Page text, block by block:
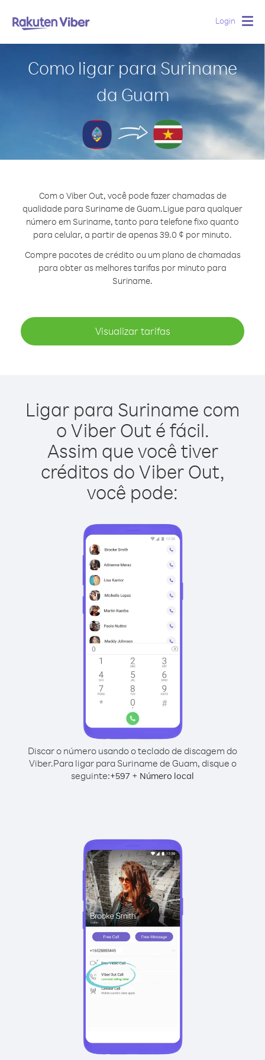
Login
Como ligar para Suriname
da Guam
Com o Viber Out, você pode fazer chamadas de
qualidade para Suriname de Guam.Ligue para qualquer
número em Suriname, tanto para telefone fixo quanto
para celular, a partir de apenas 39.0 ¢ por minuto.
Compre pacotes de crédito ou um plano de chamadas
para obter as melhores tarifas por minuto para
Suriname.
Visualizar tarifas
Ligar para Suriname com
o Viber Out é fácil.
Assim que você tiver
créditos do Viber Out,
você pode:
Discar o número usando o teclado de discagem do
Viber.Para ligar para Suriname de Guam, disque o
seguinte:+597 + Número local